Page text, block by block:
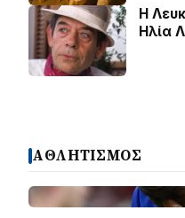
Η
Ηλία
ΑΘΛΗΤΙΣΜΟΣ